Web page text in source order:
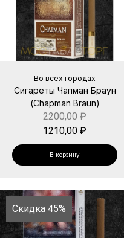
Во всех городах
Сигареты Чапман Браун
(Chapman Braun)
2200,00₽
1210,00 ₽
В корзину
Скидка 45%